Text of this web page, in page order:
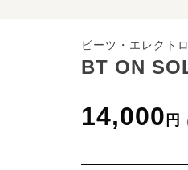
ビーツ・エレクト
BT ON
14,000 円